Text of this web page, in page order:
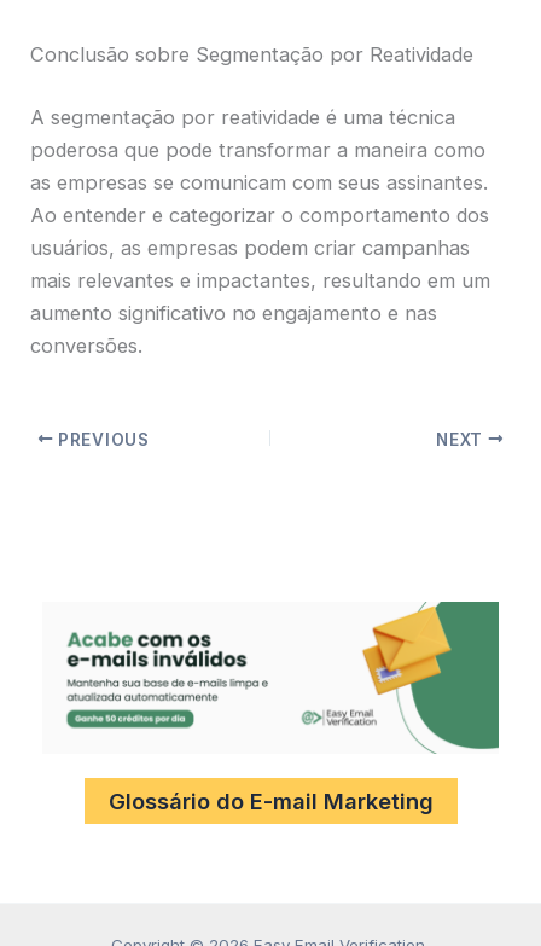
Conclusão sobre Segmentação por Reatividade
A segmentação por reatividade é uma técnica
poderosa que pode transformar a maneira como
as empresas se comunicam com seus assinantes.
Ao entender e categorizar o comportamento dos
usuários, as empresas podem criar campanhas
mais relevantes e impactantes, resultando em um
aumento significativo no engajamento e nas
conversões.
PREVIOUS NEXT
Glossário do E-mail Marketing